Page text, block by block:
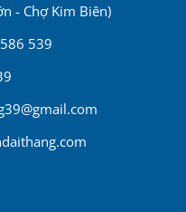
- Chợ Kim Biên)
539